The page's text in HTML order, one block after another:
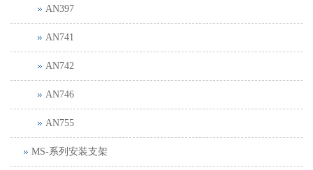
AN397
AN741
AN742
AN746
AN755
MS-系列安装支架